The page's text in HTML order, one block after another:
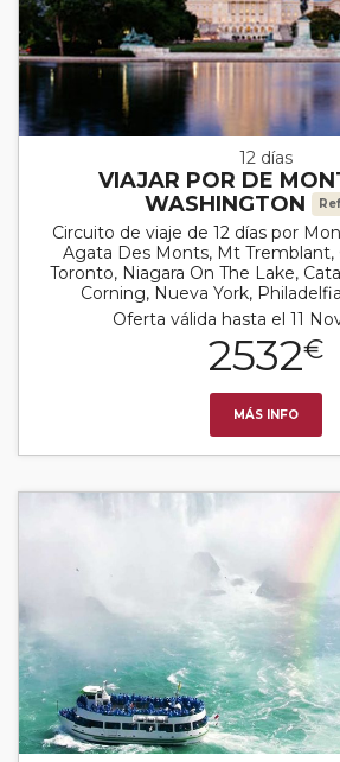
12 días
VIAJAR POR DE
WASHINGTON
Circuito de viaje de 12 días por
Agata Des Monts, Mt Tremblant,
Toronto, Niagara On The Lake,
Corning, Nueva York,
Oferta válida hasta el 11
2532€
MÁS INFO